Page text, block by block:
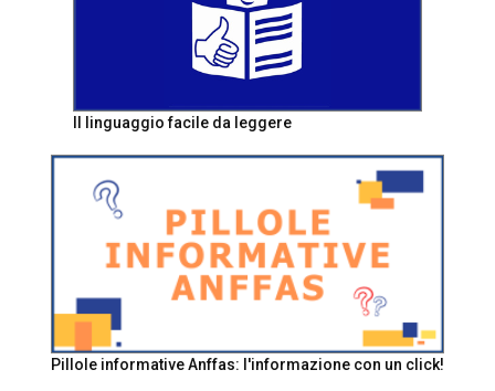
Il linguaggio facile da leggere
Pillole informative Anffas: l'informazione con un click!